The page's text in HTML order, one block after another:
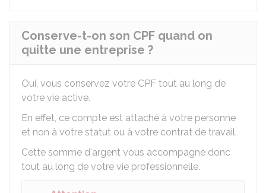
Conserve-t-on son CPF quand on
quitte une entreprise ?
Oui, vous conservez votre CPF tout au long de
votre vie active.
En effet, ce compte est attaché à votre personne
et non à votre statut ou à votre contrat de travail.
Cette somme d'argent vous accompagne donc
tout au long de votre vie professionnelle.